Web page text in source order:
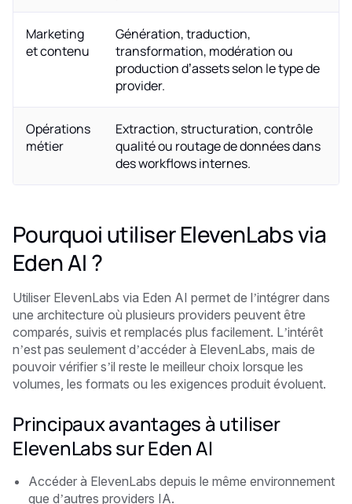
Marketing
et contenu
Génération, traduction,
transformation, modération ou
production d’assets selon le type de
provider.
Opérations
métier
Extraction, structuration, contrôle
qualité ou routage de données dans
des workflows internes.
Pourquoi utiliser ElevenLabs via
Eden AI ?
Utiliser ElevenLabs via Eden AI permet de l’intégrer dans
une architecture où plusieurs providers peuvent être
comparés, suivis et remplacés plus facilement. L’intérêt
n’est pas seulement d’accéder à ElevenLabs, mais de
pouvoir vérifier s’il reste le meilleur choix lorsque les
volumes, les formats ou les exigences produit évoluent.
Principaux avantages à utiliser
ElevenLabs sur Eden AI
Accéder à ElevenLabs depuis le même environnement
que d’autres providers IA.